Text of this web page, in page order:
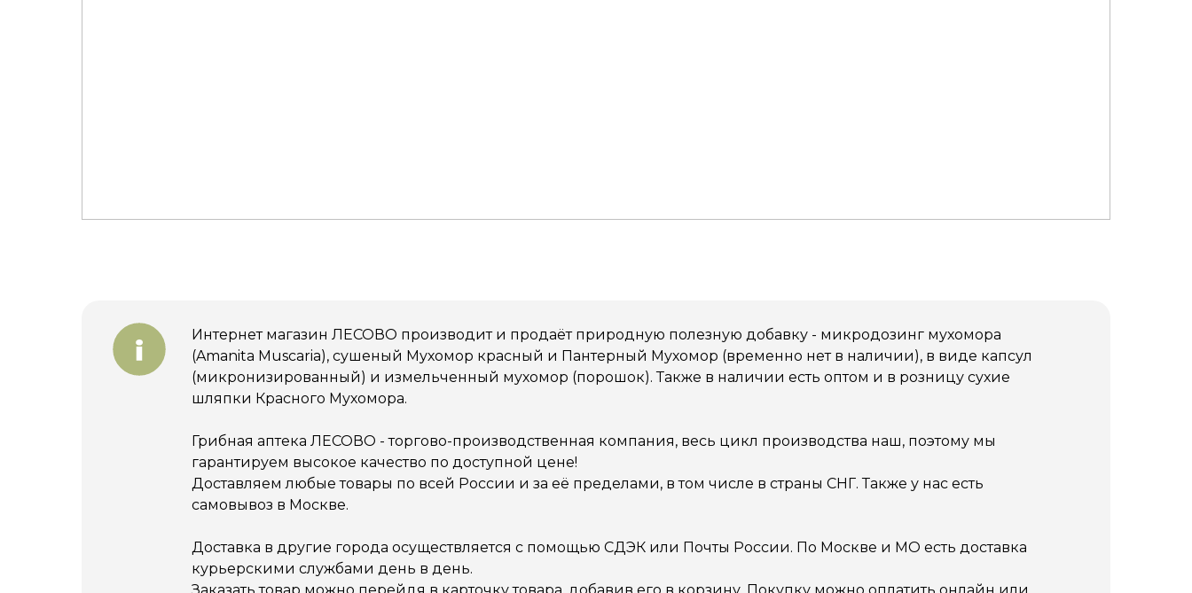
Интернет магазин ЛЕСОВО производит и продаёт природную полезную добавку - микродозинг мухомора
(Amanita Muscaria), сушеный Мухомор красный и Пантерный Мухомор (временно нет в наличии), в виде капсул
(микронизированный) и измельченный мухомор (порошок). Также в наличии есть оптом и в розницу сухие
шляпки Красного Мухомора.
Грибная аптека ЛЕСОВО - торгово-производственная компания, весь цикл производства наш, поэтому мы
гарантируем высокое качество по доступной цене!
Доставляем любые товары по всей России и за её пределами, в том числе в страны СНГ. Также у нас есть
самовывоз в Москве.
Доставка в другие города осуществляется с помощью СДЭК или Почты России. По Москве и МО есть доставка
курьерскими службами день в день.